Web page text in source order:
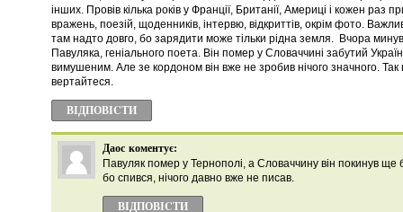
інших. Провів кілька років у Франції, Британії, Америці і кожен раз
вражень, поезій, щоденників, інтервю, відкриттів, окрім фото.
там надто довго, бо зарядити може тільки рідна земля. Вчора минув
Павуляка, геніального поета. Він помер у Словаччині забутий
вимушеним. Але зе кордоном він вже не зробив нічого значного. Так
вертайтеся.
ВІДПОВІCТИ
Даос коментує:
Павуляк помер у Тернополі, а Словаччину він покинув ще
бо спився, нічого давно вже не писав.
ВІДПОВІCТИ